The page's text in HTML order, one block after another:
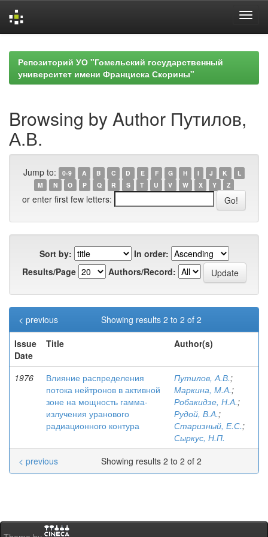
navigationРепозиторий УО "Гомельский государственный
университет имени Франциска Скорины"
Browsing by Author Путилов,
А.В.
Jump to: 0-9 A B C D E F G H I J K
L
M
N O P Q R S T U V W X Y Z
or enter first few letters:
Sort by:
In order:
Results/Page
Authors/Record:
Showing results 2 to 2 of 2
< previous
Issue
Date
Title Author(s)
1976
Влияние распределения
потока нейтронов в активной
зоне на мощность гамма-
излучения уранового
радиационного контура
Путилов, А.В.;
Маркина, М.А.;
Робакидзе, Н.А.;
Рудой, В.А.;
Старизный, Е.С.;
Сыркус, Н.П.
Showing results 2 to 2 of 2
< previous